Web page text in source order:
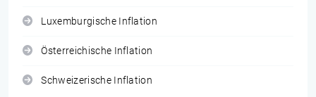
Luxemburgische Inflation
Österreichische Inflation
Schweizerische Inflation